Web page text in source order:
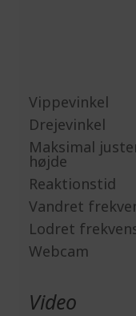
Vippevinkel
Drejevinkel
Maksimal
højde
Reaktionstid
Vandret
Lodret
Webcam
Video